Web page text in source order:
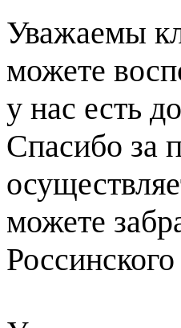
Уважаемы
можете
у нас есть
Спасибо за
можете